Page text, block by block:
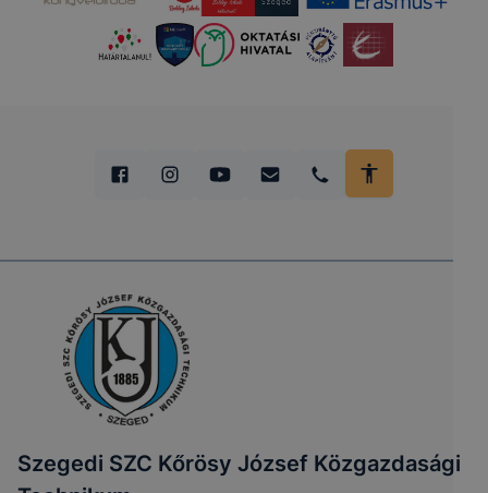
Szegedi SZC Kőrösy József Közgazdasági